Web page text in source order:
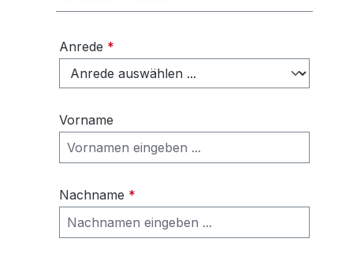
Anrede *
Vorname
Nachname *